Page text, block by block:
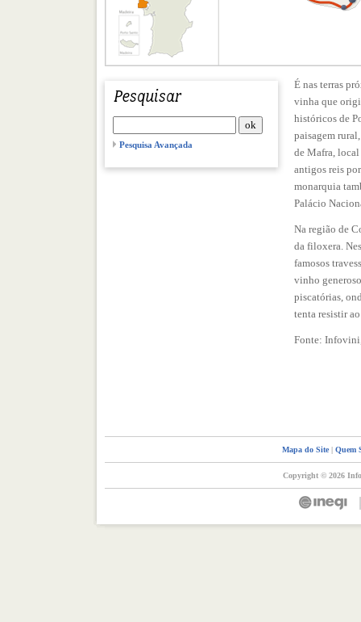
Pesquisa Avançada
É nas terras
vinha que
históricos de
paisagem
de Mafra, local
antigos reis
monarquia
Palácio
Na região de
da filoxera.
famosos
vinho
piscatórias,
tenta resistir
Fonte:
Mapa do Site| Quem
Copyright © 2026